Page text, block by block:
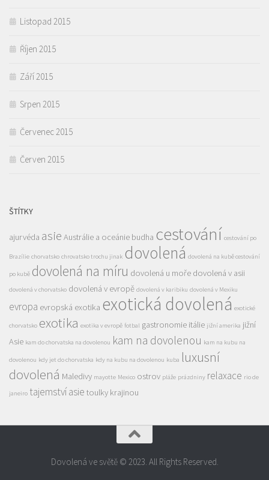
Listopad 2015
Říjen 2015
Září 2015
Srpen 2015
Červenec 2015
Červen 2015
ŠTÍTKY
ajurvéda asie Austrálie a oceánie budha cestování cestování po
Brazílie chorvatsko chrovatsko trochu jinak dovolená dovolená na kubě cestování
po kubě dovolená na míru dovolená u moře dovolená v asii
dovolená v chorvatsko dovolená v evropě dovolená v karibiku dovolená v Mexiku
evropa evropská exotika exotická dovolená exotické
chorvatsko exotika exotika v evropě fotbal gastronomie itálie jižní amerika jižní
Asie kam do chorvatska na dovolenou kam na dovolenou kam na kubu na
dovolenou kdy jet do chorvatska kdy na kubu na dovolenou kuba luxusní
dovolená Maledivy mayotte Mexico ostrov pláže prázdniny relaxace rio de
janeiro tajemství asie toulky krajinou
Dovolená ve světě © 2023. All Rights Reserved.